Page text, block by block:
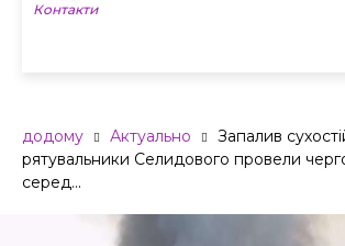
Контакти
додому Актуально
Запалив
рятувальники Селидового провели
серед...